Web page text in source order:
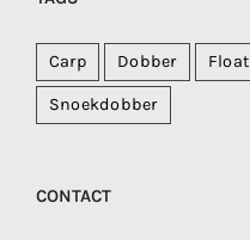
Carp Dobber Float
Snoekdobber
CONTACT